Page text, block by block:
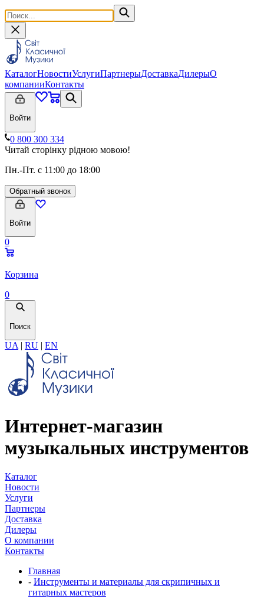
КаталогНовостиУслугиПартнерыДоставкаДилерыО
компанииКонтакты
Войти
0 800 300 334
Читай сторінку рідною мовою!
Пн.-Пт. с 11:00 до 18:00
Обратный звонок
Войти
0
Корзина
0
Поиск
UA | RU | EN
Интернет-магазин
музыкальных инструментов
Каталог
Новости
Услуги
Партнеры
Доставка
Дилеры
О компании
Контакты
Главная
- Инструменты и материалы для скрипичных и
гитарных мастеров